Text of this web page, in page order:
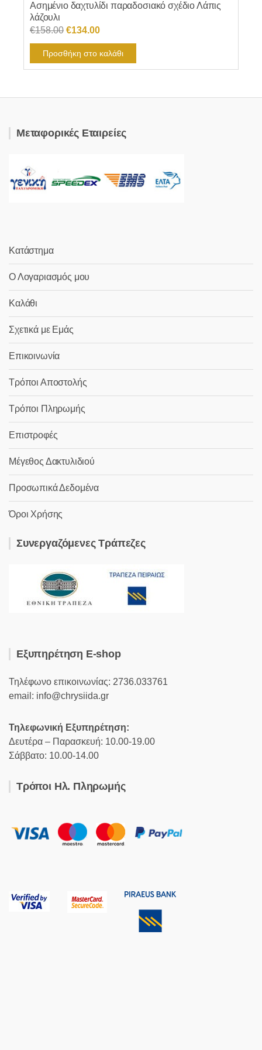
Ασημένιο δαχτυλίδι παραδοσιακό σχέδιο Λάπις
λάζουλι
€158.00 Original
price
was:
€158.00.
€134.00Η
τρέχουσα
τιμή
είναι:
Προσθήκη στο καλάθι
Μεταφορικές Εταιρείες
Κατάστημα
Ο Λογαριασμός μου
Καλάθι
Σχετικά με Εμάς
Επικοινωνία
Τρόποι Αποστολής
Τρόποι Πληρωμής
Επιστροφές
Μέγεθος Δακτυλιδιού
Προσωπικά Δεδομένα
Όροι Χρήσης
Συνεργαζόμενες Τράπεζες
Εξυπηρέτηση E-shop
Τηλέφωνο επικοινωνίας: 2736.033761
email: info@chrysiida.gr
Τηλεφωνική Εξυπηρέτηση:
Δευτέρα – Παρασκευή: 10.00-19.00
Σάββατο: 10.00-14.00
Τρόποι Ηλ. Πληρωμής